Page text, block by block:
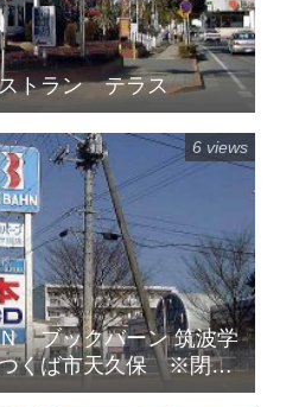
トラン テラス
ブックバーン 筑波学
くば市天久保 ※閉店
6 views